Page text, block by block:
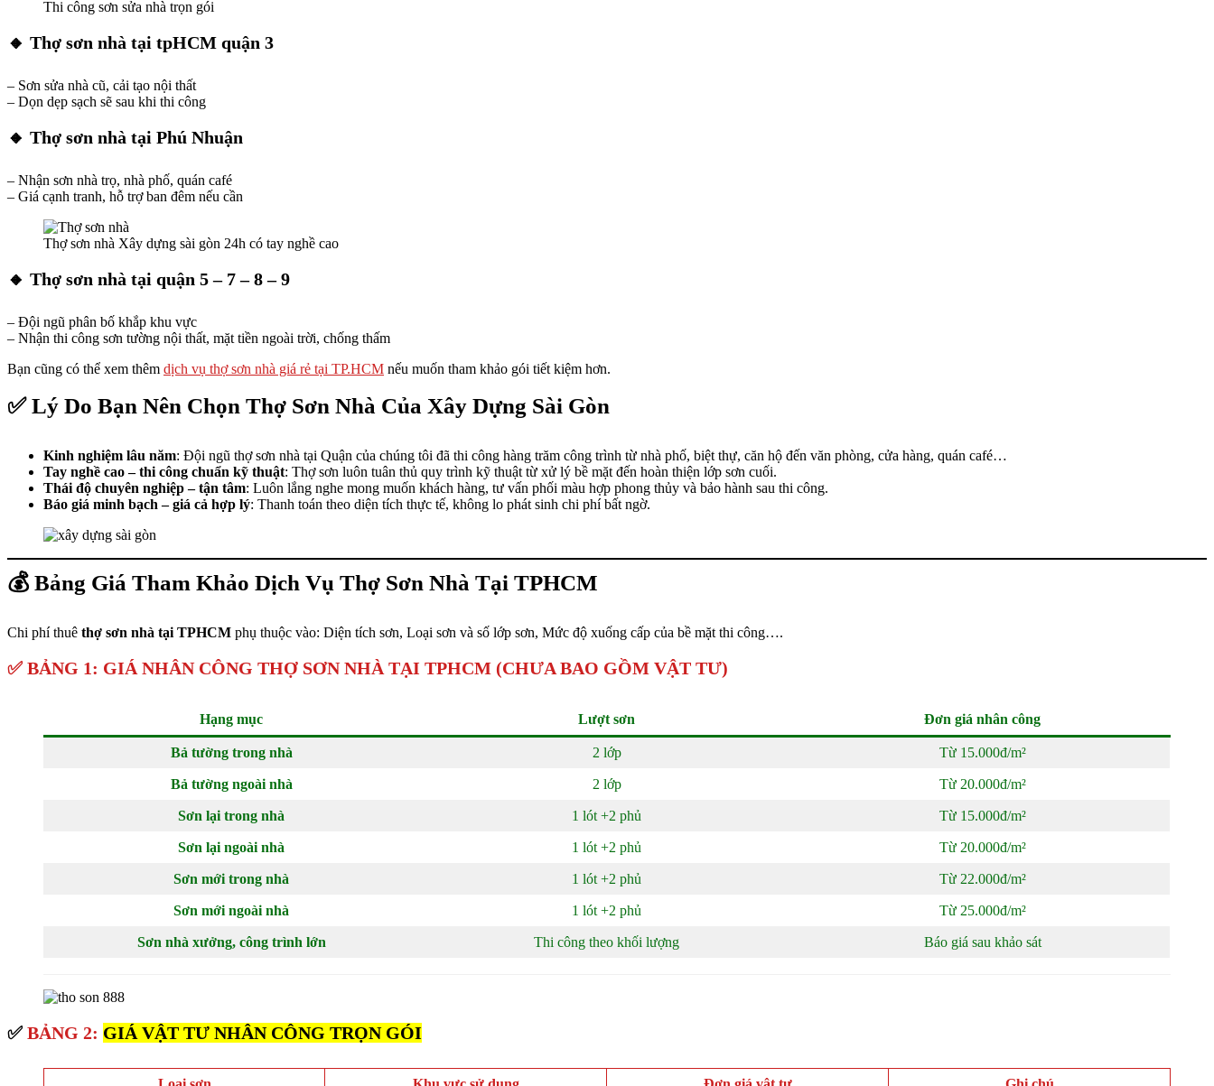
Thi công sơn sửa nhà trọn gói
🔸 Thợ sơn nhà tại tpHCM quận 3
– Sơn sửa nhà cũ, cải tạo nội thất
– Dọn dẹp sạch sẽ sau khi thi công
🔸 Thợ sơn nhà tại Phú Nhuận
– Nhận sơn nhà trọ, nhà phố, quán café
– Giá cạnh tranh, hỗ trợ ban đêm nếu cần
Thợ sơn nhà Xây dựng sài gòn 24h có tay nghề cao
🔸 Thợ sơn nhà tại quận 5 – 7 – 8 – 9
– Đội ngũ phân bố khắp khu vực
– Nhận thi công sơn tường nội thất, mặt tiền ngoài trời, chống thấm
Bạn cũng có thể xem thêm dịch vụ thợ sơn nhà giá rẻ tại TP.HCM nếu muốn tham khảo gói tiết kiệm hơn.
✅Lý Do Bạn Nên Chọn Thợ Sơn Nhà Của Xây Dựng Sài Gòn
Kinh nghiệm lâu năm: Đội ngũ thợ sơn nhà tại Quận của chúng tôi đã thi công hàng trăm công trình từ nhà phố, biệt thự, căn hộ đến văn phòng, cửa hàng, quán café…
Tay nghề cao – thi công chuẩn kỹ thuật: Thợ sơn luôn tuân thủ quy trình kỹ thuật từ xử lý bề mặt đến hoàn thiện lớp sơn cuối.
Thái độ chuyên nghiệp – tận tâm: Luôn lắng nghe mong muốn khách hàng, tư vấn phối màu hợp phong thủy và bảo hành sau thi công.
Báo giá minh bạch – giá cả hợp lý: Thanh toán theo diện tích thực tế, không lo phát sinh chi phí bất ngờ.
💰 Bảng Giá Tham Khảo Dịch Vụ Thợ Sơn Nhà Tại TPHCM
Chi phí thuê thợ sơn nhà tại TPHCM phụ thuộc vào: Diện tích sơn, Loại sơn và số lớp sơn, Mức độ xuống cấp của bề mặt thi công….
✅ BẢNG 1: GIÁ NHÂN CÔNG THỢ SƠN NHÀ TẠI TPHCM (CHƯA BAO GỒM VẬT TƯ)
Hạng mục Lượt sơn Đơn giá nhân công
Bả tường trong nhà 2 lớp Từ 15.000đ/m²
Bả tường ngoài nhà 2 lớp Từ 20.000đ/m²
Sơn lại trong nhà 1 lót +2 phủ Từ 15.000đ/m²
Sơn lại ngoài nhà 1 lót +2 phủ Từ 20.000đ/m²
Sơn mới trong nhà 1 lót +2 phủ Từ 22.000đ/m²
Sơn mới ngoài nhà 1 lót +2 phủ Từ 25.000đ/m²
Sơn nhà xưởng, công trình lớn Thi công theo khối lượng Báo giá sau khảo sát
✅ BẢNG 2: GIÁ VẬT TƯ NHÂN CÔNG TRỌN GÓI